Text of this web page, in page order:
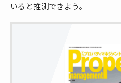
いると推測できよう。